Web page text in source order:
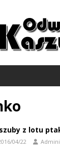
z lotu
04/22